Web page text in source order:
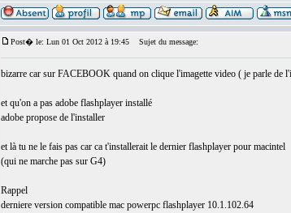
Post� le: Lun 01 Oct 2012 à 19:45 Sujet du message:
bizarre car sur FACEBOOK quand on clique l'imagette video ( je parle de
et qu'on a pas adobe flashplayer installé
adobe propose de l'installer
et là tu ne le fais pas car ca t'installerait le dernier flashplayer pour macintel
(qui ne marche pas sur G4)
Rappel
derniere version compatible mac powerpc flashplayer 10.1.102.64